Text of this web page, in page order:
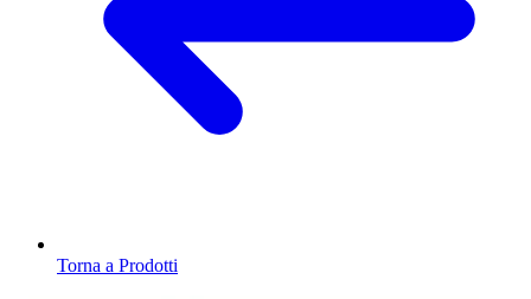
Torna a Prodotti